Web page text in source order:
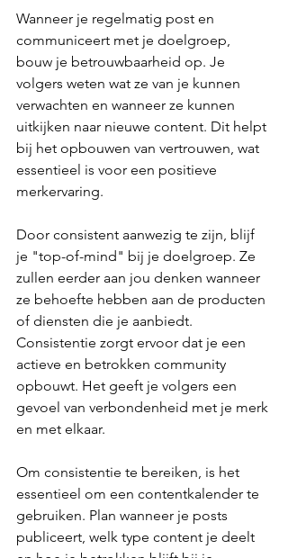
Wanneer je regelmatig post en
communiceert met je doelgroep,
bouw je betrouwbaarheid op. Je
volgers weten wat ze van je kunnen
verwachten en wanneer ze kunnen
uitkijken naar nieuwe content. Dit helpt
bij het opbouwen van vertrouwen, wat
essentieel is voor een positieve
merkervaring.
Door consistent aanwezig te zijn, blijf
je "top-of-mind" bij je doelgroep. Ze
zullen eerder aan jou denken wanneer
ze behoefte hebben aan de producten
of diensten die je aanbiedt.
Consistentie zorgt ervoor dat je een
actieve en betrokken community
opbouwt. Het geeft je volgers een
gevoel van verbondenheid met je merk
en met elkaar.
Om consistentie te bereiken, is het
essentieel om een contentkalender te
gebruiken. Plan wanneer je posts
publiceert, welk type content je deelt